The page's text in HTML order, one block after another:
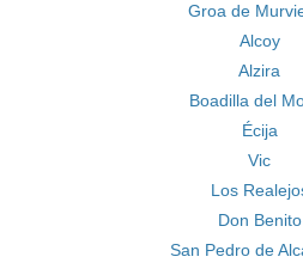
Groa de
Alcoy
Alzira
Boadilla del
Écija
Vic
Los
Don Benito
San Pedro de